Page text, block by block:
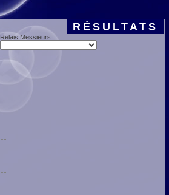
RÉSULTATS
Relais Messieurs